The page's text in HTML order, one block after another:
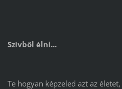
Szívből élni...
Te hogyan képzeled azt az